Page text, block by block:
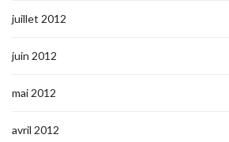
juillet 2012
juin 2012
mai 2012
avril 2012